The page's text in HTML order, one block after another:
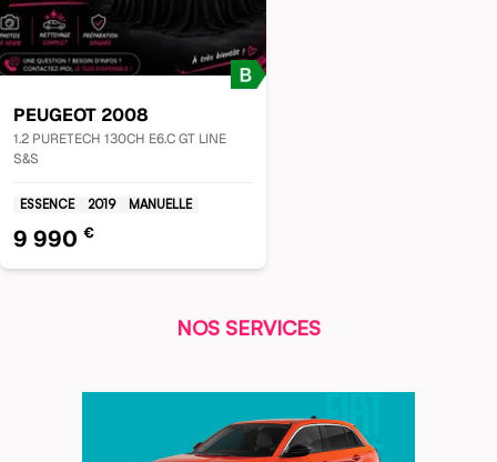
PEUGEOT 2008
1.2 PURETECH 130CH E6.C GT LINE
S&S
ESSENCE 2019 MANUELLE
9 990 €
NOS SERVICES